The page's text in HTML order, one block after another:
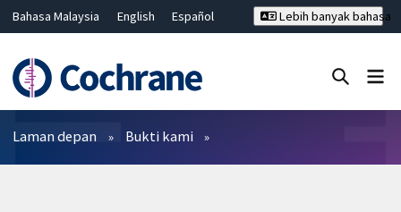
Bahasa Malaysia English
Español
Hrvatski
Deutsch ไทย
繁體中文
简体中文
Lebih banyak bahasa
Penapis
Laman depan Bukti kami